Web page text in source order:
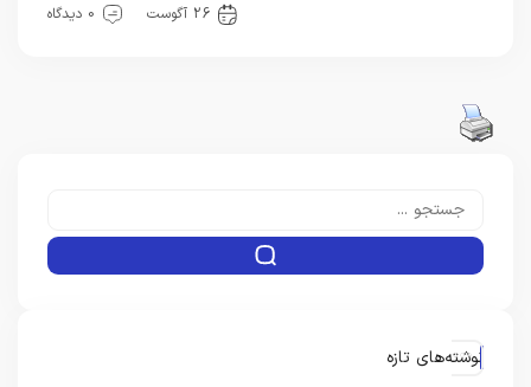
26 آگوست 0 دیدگاه
نوشته‌های تازه